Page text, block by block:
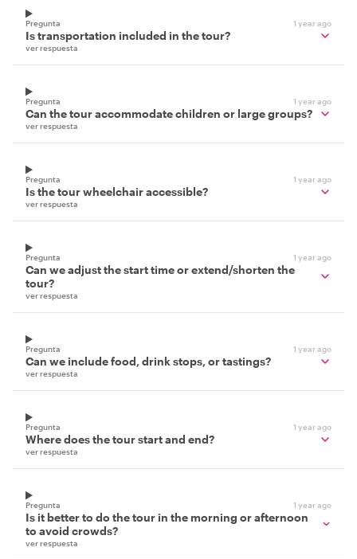
Pregunta 1 year ago
Is transportation included in the tour?
ver respuesta
Pregunta 1 year ago
Can the tour accommodate children or large groups?
ver respuesta
Pregunta 1 year ago
Is the tour wheelchair accessible?
ver respuesta
Pregunta 1 year ago
Can we adjust the start time or extend/shorten the
tour?
ver respuesta
Pregunta 1 year ago
Can we include food, drink stops, or tastings?
ver respuesta
Pregunta 1 year ago
Where does the tour start and end?
ver respuesta
Pregunta 1 year ago
Is it better to do the tour in the morning or afternoon
to avoid crowds?
ver respuesta